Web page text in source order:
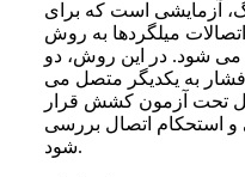
آزمایشی است که برای
میلگردها به روش
می شود. در این روش، دو
فشار به یکدیگر متصل می
تحت آزمون کشش قرار
استحکام اتصال بررسی
شود.